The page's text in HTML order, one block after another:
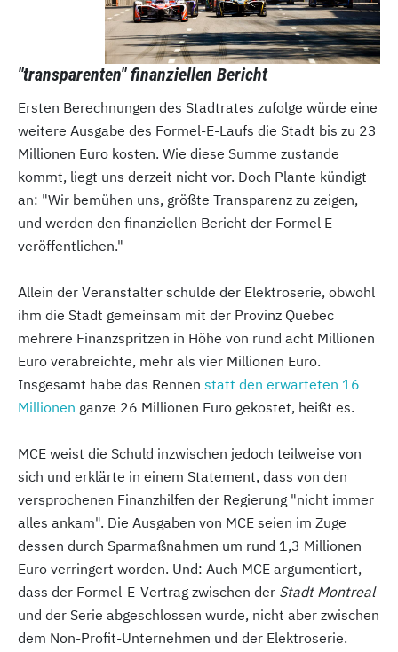
"transparenten" finanziellen Bericht
Ersten Berechnungen des Stadtrates zufolge würde eine
weitere Ausgabe des Formel-E-Laufs die Stadt bis zu 23
Millionen Euro kosten. Wie diese Summe zustande
kommt, liegt uns derzeit nicht vor. Doch Plante kündigt
an: "Wir bemühen uns, größte Transparenz zu zeigen,
und werden den finanziellen Bericht der Formel E
veröffentlichen."
Allein der Veranstalter schulde der Elektroserie, obwohl
ihm die Stadt gemeinsam mit der Provinz Quebec
mehrere Finanzspritzen in Höhe von rund acht Millionen
Euro verabreichte, mehr als vier Millionen Euro.
Insgesamt habe das Rennen statt den erwarteten 16
Millionen ganze 26 Millionen Euro gekostet, heißt es.
MCE weist die Schuld inzwischen jedoch teilweise von
sich und erklärte in einem Statement, dass von den
versprochenen Finanzhilfen der Regierung "nicht immer
alles ankam". Die Ausgaben von MCE seien im Zuge
dessen durch Sparmaßnahmen um rund 1,3 Millionen
Euro verringert worden. Und: Auch MCE argumentiert,
dass der Formel-E-Vertrag zwischen der Stadt Montreal
und der Serie abgeschlossen wurde, nicht aber zwischen
dem Non-Profit-Unternehmen und der Elektroserie.